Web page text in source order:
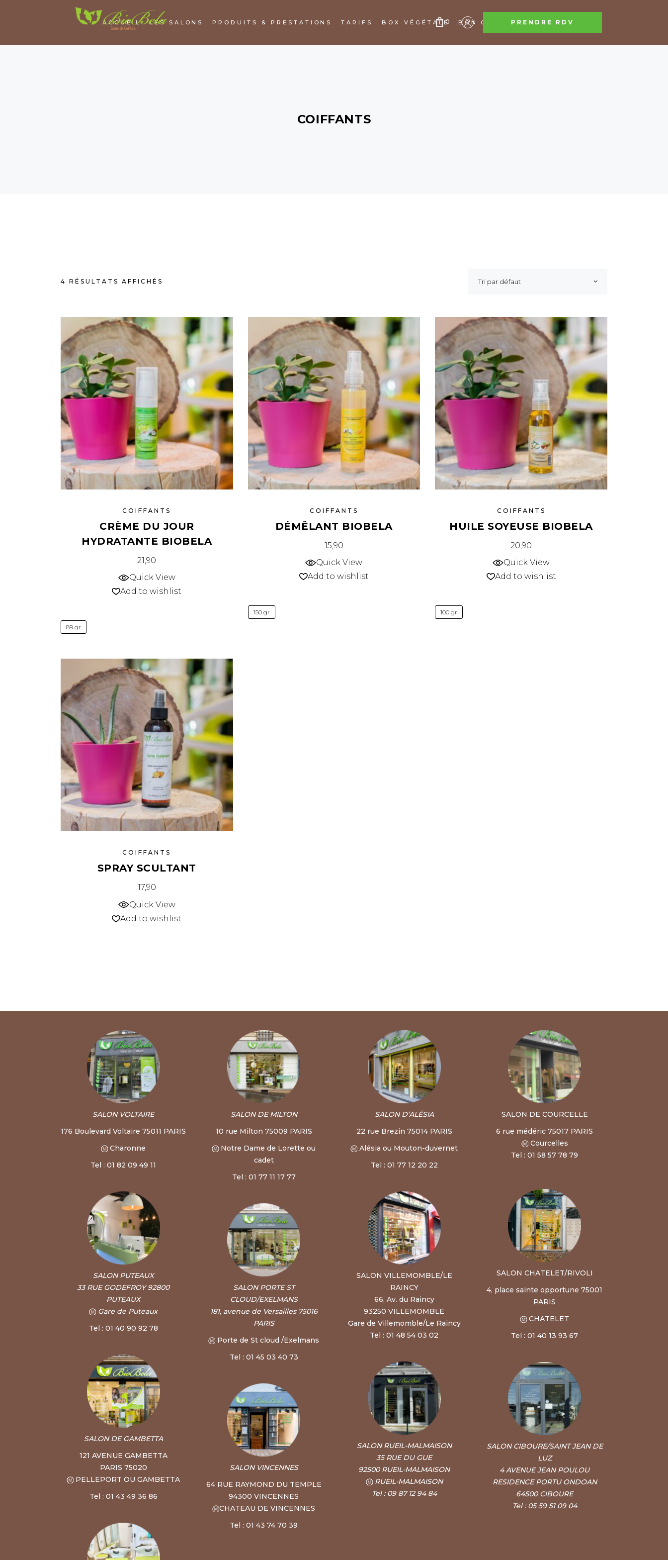
ACCUEIL LES SALONS PRODUITS & PRESTATIONS TARIFS BOX VÉGÉTALE BON CADEAU CONTACT
0 PRENDRE RDV
COIFFANTS
4 RÉSULTATS AFFICHÉS Tri par défaut
COIFFANTS
CRÈME DU JOUR
HYDRATANTE BIOBELA
21,90
Quick View
Add to wishlist
89 gr
COIFFANTS
DÉMÊLANT BIOBELA
15,90
Quick View
Add to wishlist
150 gr
COIFFANTS
HUILE SOYEUSE BIOBELA
20,90
Quick View
Add to wishlist
100 gr
COIFFANTS
SPRAY SCULTANT
17,90
Quick View
Add to wishlist
SALON VOLTAIRE
176 Boulevard Voltaire 75011 PARIS
Charonne
Tel : 01 82 09 49 11
SALON PUTEAUX
33 RUE GODEFROY 92800
PUTEAUX
Gare de Puteaux
Tel : 01 40 90 92 78
SALON DE GAMBETTA
121 AVENUE GAMBETTA
PARIS 75020
PELLEPORT OU GAMBETTA
Tel : 01 43 49 36 86
SALON DE MILTON
10 rue Milton 75009 PARIS
Notre Dame de Lorette ou
cadet
Tel : 01 77 11 17 77
SALON PORTE ST
CLOUD/EXELMANS
181, avenue de Versailles 75016
PARIS
Porte de St cloud /Exelmans
Tel : 01 45 03 40 73
SALON VINCENNES
64 RUE RAYMOND DU TEMPLE
94300 VINCENNES
CHATEAU DE VINCENNES
Tel : 01 43 74 70 39
SALON D’ALÉSIA
22 rue Brezin 75014 PARIS
Alésia ou Mouton-duvernet
Tel : 01 77 12 20 22
SALON VILLEMOMBLE/LE
RAINCY
66, Av. du Raincy
93250 VILLEMOMBLE
Gare de Villemomble/Le Raincy
Tel : 01 48 54 03 02
SALON RUEIL-MALMAISON
35 RUE DU GUE
92500 RUEIL-MALMAISON
RUEIL-MALMAISON
Tel : 09 87 12 94 84
SALON DE COURCELLE
6 rue médéric 75017 PARIS
Courcelles
Tel : 01 58 57 78 79
SALON CHATELET/RIVOLI
4, place sainte opportune 75001
PARIS
CHATELET
Tel : 01 40 13 93 67
SALON CIBOURE/SAINT JEAN DE
LUZ
4 AVENUE JEAN POULOU
RESIDENCE PORTU ONDOAN
64500 CIBOURE
Tel : 05 59 51 09 04